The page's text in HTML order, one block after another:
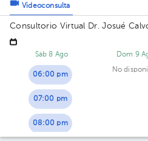
Videoconsulta
Consultorio Virtual Dr. Josué
Sáb 8 Ago
06:00 pm
07:00 pm
08:00 pm
Dom 9
No